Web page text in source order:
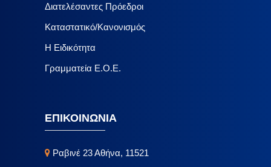
Διατελέσαντες Πρόεδροι
Καταστατικό/Κανονισμός
Η Ειδικότητα
Γραμματεία Ε.Ο.Ε.
ΕΠΙΚΟΙΝΩΝΙΑ
Ραβινέ 23 Αθήνα, 11521